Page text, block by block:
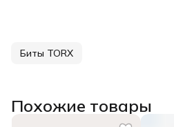
Биты TORX
Похожие товары